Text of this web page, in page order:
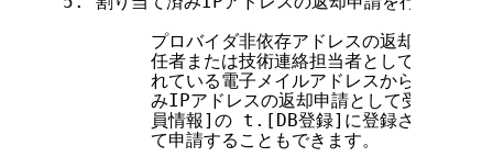
プロバイダ非依存アドレスの返却申請は、
任者または技術連絡担当者としてあらか
れている電子メイルアドレスから送られ
みIPアドレスの返却申請として受け付け
員情報]の t.[DB登録]に登録されている
        て申請することもできます。